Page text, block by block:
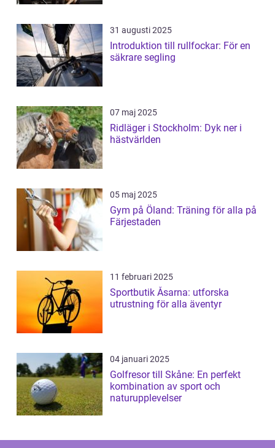
31 augusti 2025
Introduktion till rullfockar: För en
säkrare segling
07 maj 2025
Ridläger i Stockholm: Dyk ner i
hästvärlden
05 maj 2025
Gym på Öland: Träning för alla på
Färjestaden
11 februari 2025
Sportbutik Åsarna: utforska
utrustning för alla äventyr
04 januari 2025
Golfresor till Skåne: En perfekt
kombination av sport och
naturupplevelser